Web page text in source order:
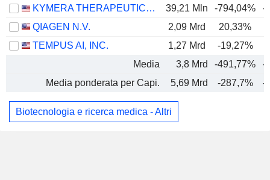
KYMERA THERAPEUTICS, INC.
39,21 Mln -794,04%
-
QIAGEN N.V.
2,09 Mrd 20,33%
TEMPUS AI, INC.
1,27 Mrd -19,27%
Media
3,8 Mrd -491,77%
-
Media ponderata per Capi.
5,69 Mrd -287,7% -
Biotecnologia e ricerca medica - Altri